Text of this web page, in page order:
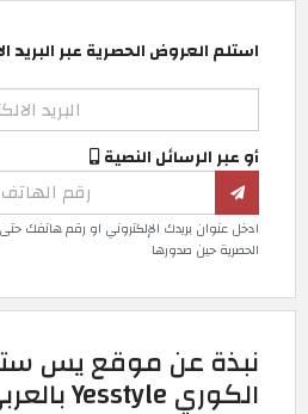
استلم العروض الحصرية عبر البريد
أو عبر الرسائل النصية
ادخل عنوان بريدك الإلكتروني او رقم هاتفك
الحصرية حين صدورها
نبذة عن موقع يس
الكوري Yesstyle بالعربي